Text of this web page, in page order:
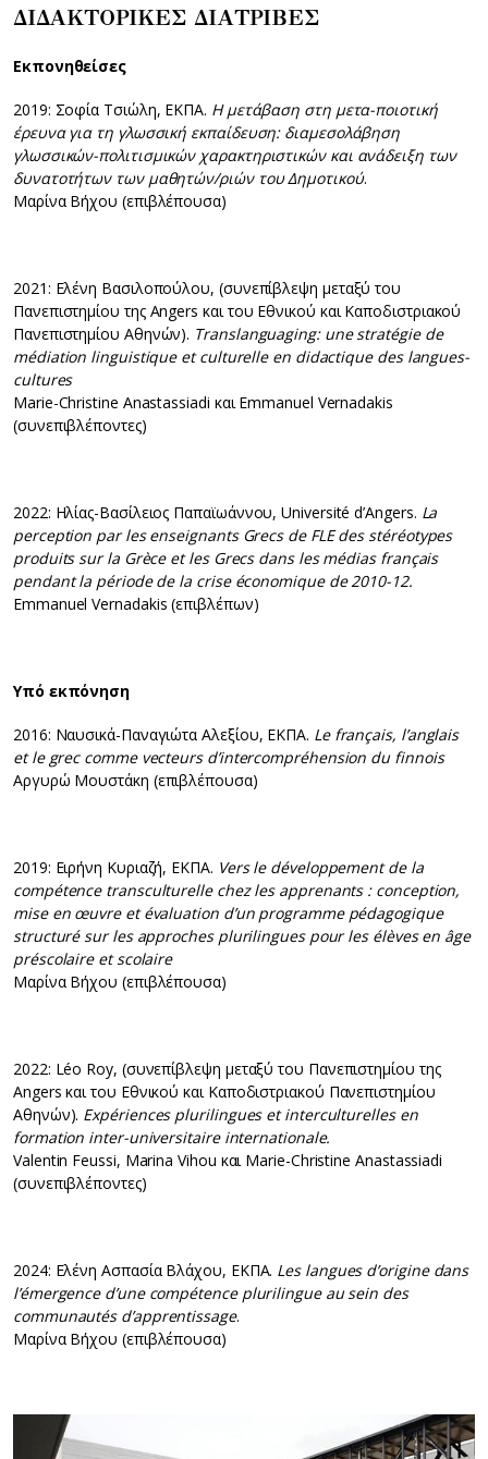
ΔΙΔΑΚΤΟΡΙΚΕΣ ΔΙΑΤΡΙΒΕΣ
Εκπονηθείσες
2019: Σοφία Τσιώλη, ΕΚΠΑ. Η μετάβαση στη μετα-ποιοτική
έρευνα για τη γλωσσική εκπαίδευση: διαμεσολάβηση
γλωσσικών-πολιτισμικών χαρακτηριστικών και ανάδειξη των
δυνατοτήτων των μαθητών/ριών του Δημοτικού.
Μαρίνα Βήχου (επιβλέπουσα)
2021: Ελένη Βασιλοπούλου, (συνεπίβλεψη μεταξύ του
Πανεπιστημίου της Angers και του Εθνικού και Καποδιστριακού
Πανεπιστημίου Αθηνών). Translanguaging: une stratégie de
médiation linguistique et culturelle en didactique des langues-
cultures
Marie-Christine Anastassiadi και Emmanuel Vernadakis
(συνεπιβλέποντες)
2022: Ηλίας-Βασίλειος Παπαϊωάννου, Université d’Angers. La
perception par les enseignants Grecs de FLE des stéréotypes
produits sur la Grèce et les Grecs dans les médias français
pendant la période de la crise économique de 2010-12.
Emmanuel Vernadakis (επιβλέπων)
Υπό εκπόνηση
2016: Ναυσικά-Παναγιώτα Αλεξίου, ΕΚΠΑ. Le français, l’anglais
et le grec comme vecteurs d’intercompréhension du finnois
Αργυρώ Μουστάκη (επιβλέπουσα)
2019: Ειρήνη Κυριαζή, ΕΚΠΑ. Vers le développement de la
compétence transculturelle chez les apprenants : conception,
mise en œuvre et évaluation d’un programme pédagogique
structuré sur les approches plurilingues pour les élèves en âge
préscolaire et scolaire
Μαρίνα Βήχου (επιβλέπουσα)
2022: Léo Roy, (συνεπίβλεψη μεταξύ του Πανεπιστημίου της
Angers και του Εθνικού και Καποδιστριακού Πανεπιστημίου
Αθηνών). Expériences plurilingues et interculturelles en
formation inter-universitaire internationale.
Valentin Feussi, Marina Vihou και Marie-Christine Anastassiadi
(συνεπιβλέποντες)
2024: Ελένη Ασπασία Βλάχου, ΕΚΠΑ. Les langues d’origine dans
l’émergence d’une compétence plurilingue au sein des
communautés d’apprentissage.
Μαρίνα Βήχου (επιβλέπουσα)